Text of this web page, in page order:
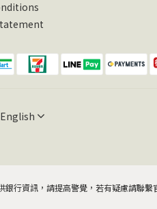
English
行資訊，請提高警覺，若有疑慮請聯繫